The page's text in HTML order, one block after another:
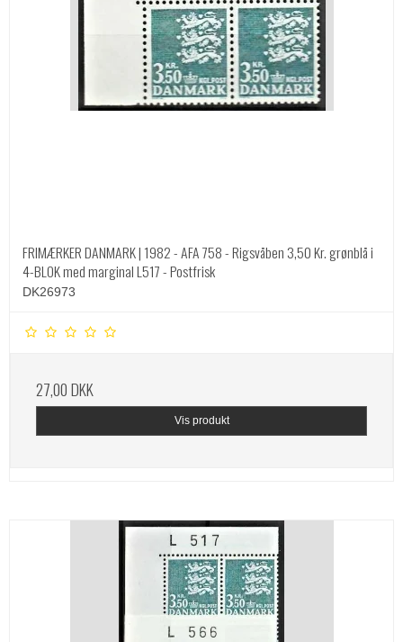
FRIMÆRKER DANMARK | 1982 - AFA 758 - Rigsvåben 3,50 Kr. grønblå i
4-BLOK med marginal L517 - Postfrisk
DK26973
27,00 DKK
Vis produkt